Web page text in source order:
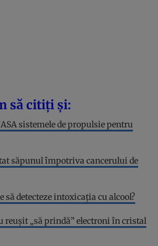
să citiți și:
sistemele de propulsie pentru
săpunul împotriva cancerului de
să detecteze intoxicația cu alcool?
reușit „să prindă” electroni în cristal